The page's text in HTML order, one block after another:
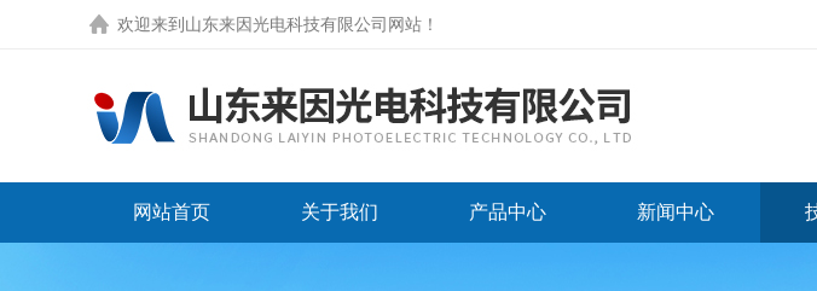
欢迎来到 山东来因光电科技有限公司网站 ！
网站首页 关于我们 产品中心 新闻中心